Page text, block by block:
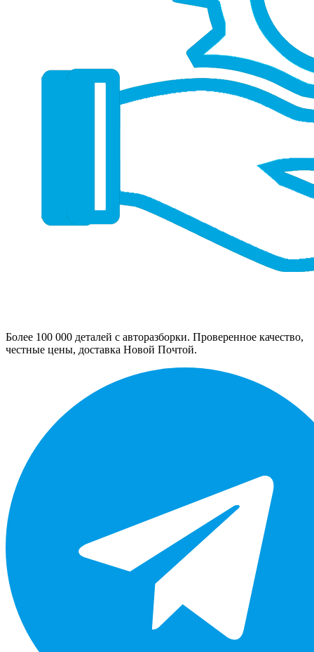
Более 100 000 деталей с авторазборки. Проверенное качество,
честные цены, доставка Новой Почтой.